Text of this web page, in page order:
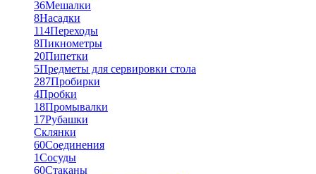
36Мешалки
8Насадки
114Переходы
8Пикнометры
20Пипетки
5Предметы для сервировки стола
287Пробирки
4Пробки
18Промывалки
17Рубашки
Склянки
60Соединения
1Сосуды
60Стаканы